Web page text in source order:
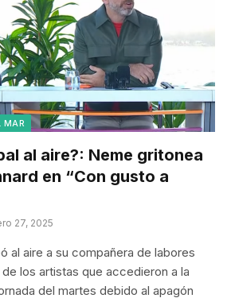
MAR
al aire?: Neme gritonea
en “Con gusto a
27, 2025
al aire a su compañera de labores
los artistas que accedieron a la
del martes debido al apagón